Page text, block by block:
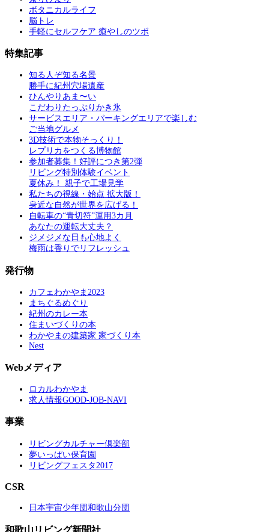
ボタニカルライフ
脳トレ
手軽にセルフケア 癒やしのツボ
特集記事
知る人ぞ知る名景
勝手に紀州穴場遺産
ひんやりあま〜い
こだわりたっぷりかき氷
サービスエリア・パーキングエリアで楽しむ
ご当地グルメ
3D技術で本物そっくり！
レプリカをつくる博物館
参加者募集！好評につき第2弾
リビング特別体験イベント
夏休み！ 親子で工場見学
私たちの視線・始点 拡大版！
身近な自然が世界を広げる！
自転車の“青切符”運用3カ月
あなたの運転大丈夫？
ジメジメな日も心地よく
梅雨は香りでリフレッシュ
発行物
カフェわかやま2023
まちぐるめぐり
紀州のカレー本
住まいづくりの本
わかやまの建築家 家づくり本
Nest
Webメディア
ロカルわかやま
求人情報GOOD-JOB-NAVI
事業
リビングカルチャー倶楽部
夢いっぱい保育園
リビングフェスタ2017
CSR
日本宇宙少年団和歌山分団